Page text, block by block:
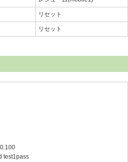
リセット
リセット
test1pass